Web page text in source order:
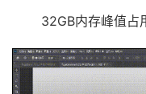
32GB内存峰值占